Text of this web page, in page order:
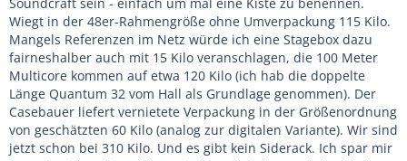
Wiegt in der 48er-Rahmengröße ohne Umverpackung 115 Kilo.
Mangels Referenzen im Netz würde ich eine Stagebox dazu
fairneshalber auch mit 15 Kilo veranschlagen, die 100 Meter
Multicore kommen auf etwa 120 Kilo (ich hab die doppelte
Länge Quantum 32 vom Hall als Grundlage genommen). Der
Casebauer liefert vernietete Verpackung in der Größenordnung
von geschätzten 60 Kilo (analog zur digitalen Variante). Wir sind
jetzt schon bei 310 Kilo. Und es gibt kein Siderack. Ich spar mir